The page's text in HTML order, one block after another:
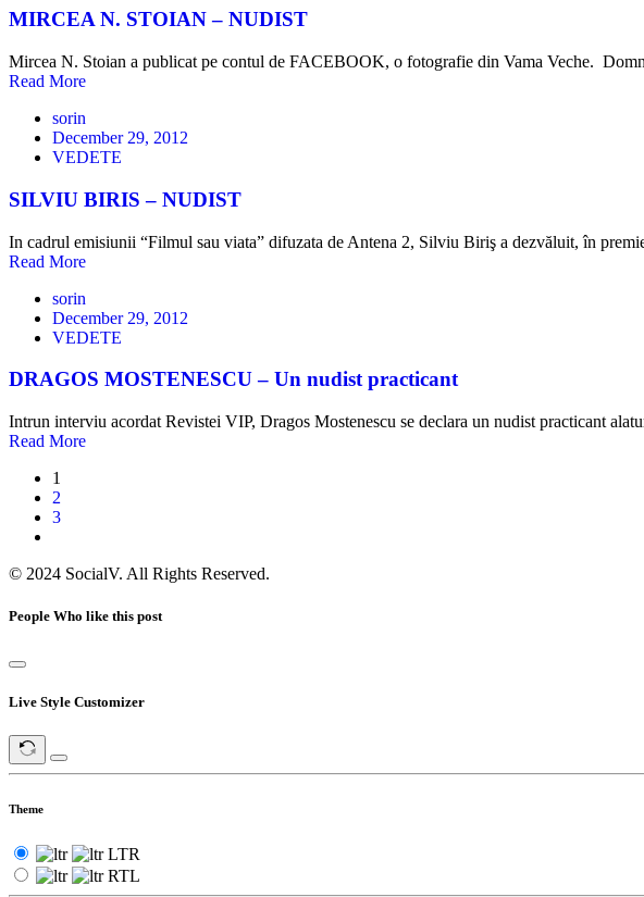
MIRCEA N. STOIAN – NUDIST
Mircea N. Stoian a publicat pe contul de FACEBOOK, o fotografie din Vama Veche.
Read More
sorin
December 29, 2012
VEDETE
SILVIU BIRIS – NUDIST
In cadrul emisiunii “Filmul sau viata” difuzata de Antena 2, Silviu Biriş a dezvăluit, în
Read More
sorin
December 29, 2012
VEDETE
DRAGOS MOSTENESCU – Un nudist practicant
Intrun interviu acordat Revistei VIP, Dragos Mostenescu se declara un nudist practicant
Read More
1
2
3
© 2024 SocialV. All Rights Reserved.
People Who like this post
Live Style Customizer
Theme
LTR
RTL